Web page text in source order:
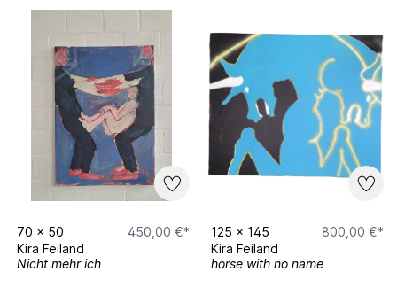
70 x 50
450,00 €*
Kira Feiland
Nicht mehr ich
125 x 145
800,00 €*
Kira Feiland
horse with no name